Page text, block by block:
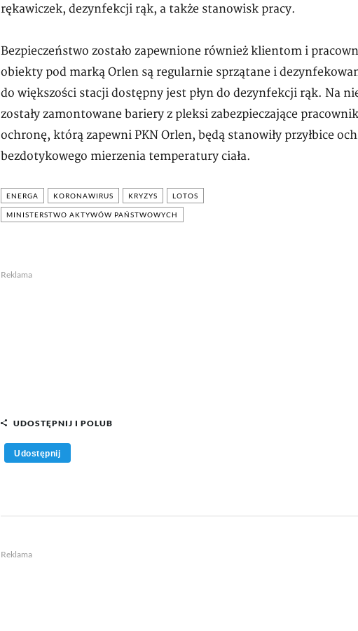
rękawiczek, dezynfekcji rąk, a także stanowisk pracy.
Bezpieczeństwo zostało zapewnione również klientom i
obiekty pod marką Orlen są regularnie sprzątane i
do większości stacji dostępny jest płyn do dezynfekcji rąk. Na
zostały zamontowane bariery z pleksi zabezpieczające
ochronę, którą zapewni PKN Orlen, będą stanowiły przyłbice
bezdotykowego mierzenia temperatury ciała.
ENERGA KORONAWIRUS KRYZYS LOTOS
MINISTERSTWO AKTYWÓW PAŃSTWOWYCH
Reklama
UDOSTĘPNIJ I POLUB
Udostępnij
Reklama